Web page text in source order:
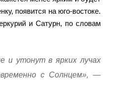
появится на юго-востоке.
и Сатурн, по словам
и утонут в ярких лучах
с Солнцем», —